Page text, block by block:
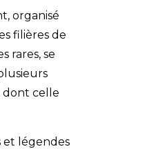
organisé
filières de
rares, se
dont celle
et légendes